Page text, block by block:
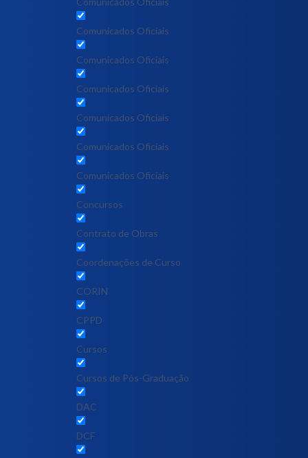
Comunicados Oficiais
Comunicados Oficiais
Comunicados Oficiais
Comunicados Oficiais
Comunicados Oficiais
Comunicados Oficiais
Concursos
Contrato de Obras
Coordenações de Curso
CORIN
CPPD
Cursos
Cursos de Pós-Graduação
DAC
DCF